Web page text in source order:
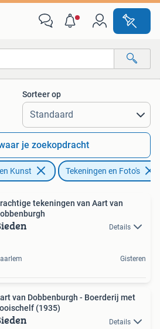
afstanden…
Sorteer op
je zoekopdracht
Kunst Tekeningen en Foto's
tekeningen van Aart van
Details
Gisteren
van Dobbenburgh - Boerderij met
(1935)
Details